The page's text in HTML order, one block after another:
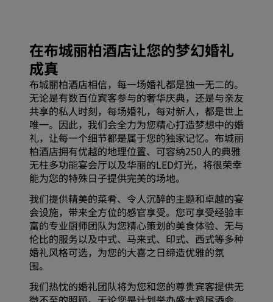
在布城丽柏酒店让您的梦幻婚礼
成真
布城丽柏酒店相信，每一场婚礼都是独一无二的。
无论是有数百位宾客参与的奢华庆典，还是与亲友
共享的私人时刻，每场婚礼，每对新人，都是世上
唯一。因此，我们会全力为您精心打造梦想中的婚
礼，让每一个细节都是属于您的独家记忆。布城丽
柏酒店拥有优越的地理位置、可容纳250人的典雅
无柱多功能宴会厅以及华丽的LED灯光，将很荣幸
能为您的特殊日子提供完美的场地。
我们提供精美的菜肴、令人沉醉的主题和卓越的宴
会设施，带来全方位的感官享受。您可享受经验丰
富的专业厨师团队为您精心策划的美食体验、无与
伦比的服务以及中式、马来式、印式、西式等多种
婚礼风格可选，为您的大喜之日缔造优雅的氛
围。
我们热忱的婚礼团队将为您和您的尊贵宾客提供无